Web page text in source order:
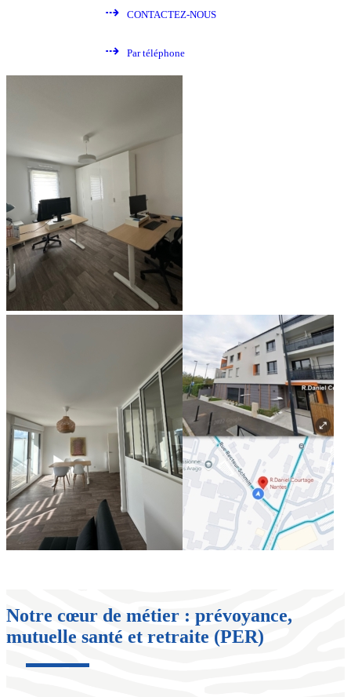
⇢ CONTACTEZ-NOUS
⇢ Par téléphone
Notre cœur de métier : prévoyance,
mutuelle santé et retraite (PER)